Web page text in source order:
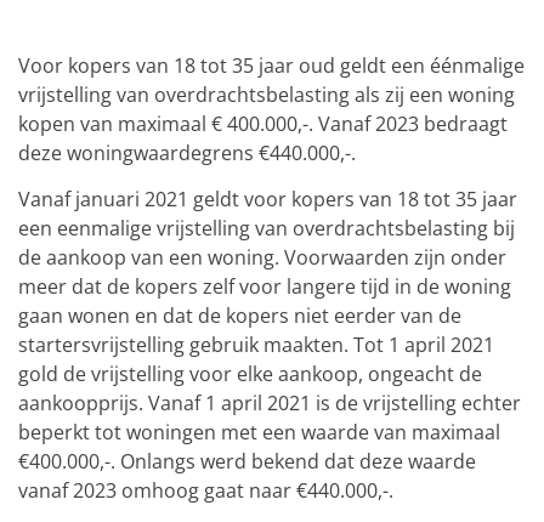
Voor kopers van 18 tot 35 jaar oud geldt een éénmalige
vrijstelling van overdrachtsbelasting als zij een woning
kopen van maximaal € 400.000,-. Vanaf 2023 bedraagt
deze woningwaardegrens €440.000,-.
Vanaf januari 2021 geldt voor kopers van 18 tot 35 jaar
een eenmalige vrijstelling van overdrachtsbelasting bij
de aankoop van een woning. Voorwaarden zijn onder
meer dat de kopers zelf voor langere tijd in de woning
gaan wonen en dat de kopers niet eerder van de
startersvrijstelling gebruik maakten. Tot 1 april 2021
gold de vrijstelling voor elke aankoop, ongeacht de
aankoopprijs. Vanaf 1 april 2021 is de vrijstelling echter
beperkt tot woningen met een waarde van maximaal
€400.000,-. Onlangs werd bekend dat deze waarde
vanaf 2023 omhoog gaat naar €440.000,-.